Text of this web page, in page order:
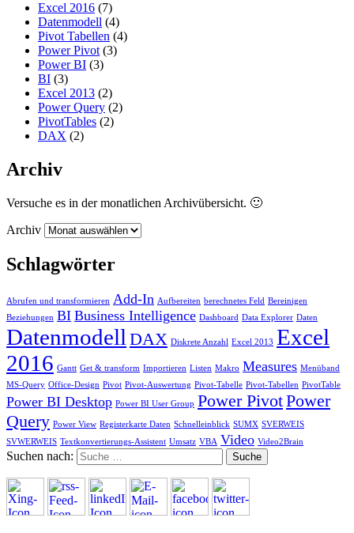
Excel 2016 (7)
Datenmodell (4)
Pivot Tabellen (4)
Power Pivot (3)
Power BI (3)
BI (3)
Excel 2013 (2)
Power Query (2)
PivotTables (2)
DAX (2)
Archiv
Versuche es in der monatlichen Archivübersicht. 🙂
Archiv
Schlagwörter
Abrufen und transformieren Add-In Aufbereiten berechnetes Feld Bereinigen
Beziehungen BI Business Intelligence Dashboard Data Explorer Daten
Datenmodell DAX Diskrete Anzahl Excel 2013 Excel
2016 Gantt Get & transform Importieren Listen Makro Measures Menüband
MS-Query Office-Design Pivot Pivot-Auswertung Pivot-Tabelle Pivot-Tabellen PivotTable
Power BI Desktop Power BI User Group Power PivotPower
Query Power View Registerkarte Daten Schnelleinblick SUMX SVERWEIS
SVWERWEIS Textkonvertierungs-Assistent Umsatz VBA Video Video2Brain
Suchen nach: